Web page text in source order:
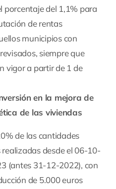
porcentaje del 1,1% para
de rentas
municipios con
siempre que
vigor a partir de 1 de
en la mejora de
de las viviendas
de las cantidades
desde el 06-10-
(antes 31-12-2022), con
de 5.000 euros